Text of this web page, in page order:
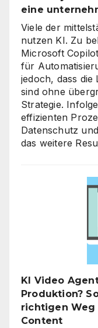
eine
Viele der
nutzen KI. Zu
Microsoft
für
jedoch, dass die
sind ohne
Strategie.
effizienten
Datenschutz
das weitere
KI Video
Produktion?
richtigen Weg
Content